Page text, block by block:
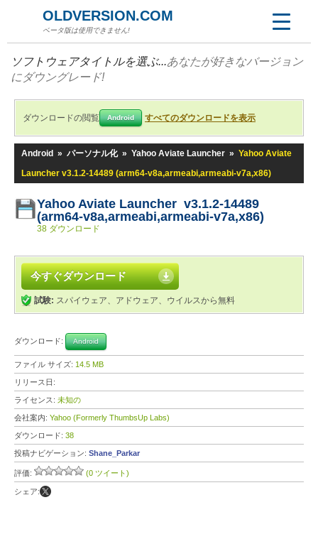
OLDVERSION.COM
ベータ版は使用できません!
ソフトウェアタイトルを選ぶ...あなたが好きなバージョン
にダウングレード!
ダウンロードの閲覧 Android すべてのダウンロードを表示
Android » パーソナル化 » Yahoo Aviate Launcher » Yahoo Aviate
Launcher v3.1.2-14489 (arm64-v8a,armeabi,armeabi-v7a,x86)
Yahoo Aviate Launcher v3.1.2-14489
(arm64-v8a,armeabi,armeabi-v7a,x86)
38 ダウンロード
今すぐダウンロード
試験: スパイウェア、アドウェア、ウイルスから無料
ダウンロード: Android
ファイル サイズ: 14.5 MB
リリース日:
ライセンス: 未知の
会社案内: Yahoo (Formerly ThumbsUp Labs)
ダウンロード: 38
投稿ナビゲーション: Shane_Parkar
評価: (0 ツイート)
シェア: